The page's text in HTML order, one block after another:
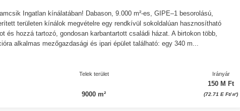
Ingatlan kínálatában! Dabason, 9.000 m²-es, GIPE–1 besorolású,
területen kínálok megvételre egy rendkívül sokoldalúan hasznosítható
és hozzá tartozó, gondosan karbantartott családi házat. A birtokon több,
alkalmas mezőgazdasági és ipari épület található: egy 340 m...
Telek terület
9000 m²
Irányár
150 M Ft
(72.71 E Ft/㎡)